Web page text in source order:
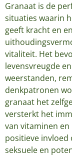
Granaat is de
situaties waarin
geeft kracht en
vitaliteit. Het
levensvreugde
weerstanden,
denkpatronen
granaat het
versterkt het
van vitaminen
positieve invloed
seksuele en